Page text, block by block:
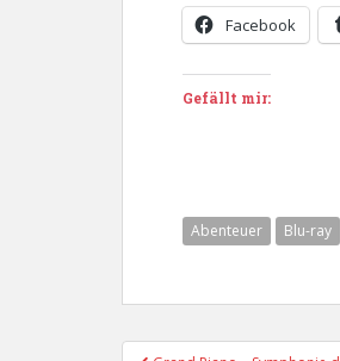
Facebook
Gefällt mir:
Abenteuer Blu-ray